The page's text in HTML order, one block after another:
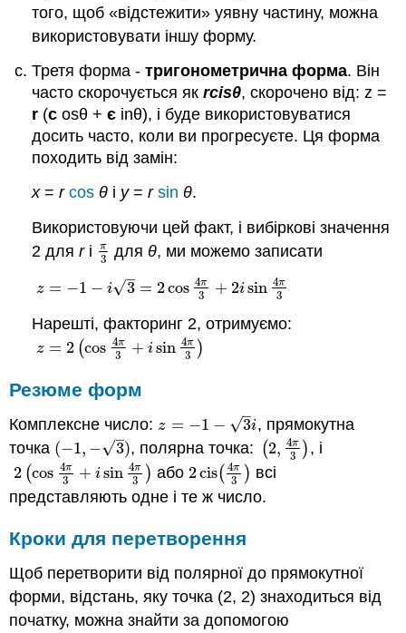
того, щоб «відстежити» уявну частину, можна
використовувати іншу форму.
Третя форма -тригонометрична форма. Він
часто скорочується якrcisθ, скорочено від: z =
r (c osθ +є inθ), і буде використовуватися
досить часто, коли ви прогресуєте. Ця форма
походить від замін:
х=r cos θ і у=r sin θ.
Використовуючи цей факт, і вибіркові значення
2 дляrі π
3
π 3для θ, ми можемо записати
z = −1 − i 3
–
√ = 2cos 4π
3 + 2i sin 4π
3
z =− 1−i 3= 2cos4π3+2i sin 4π3
Нарешті, факторинг 2, отримуємо:
z = 2 (cos 4π
3 + isin 4π
3 )
z =2 (cos4π3+isin4π 3)
Резюме форм
Комплексне число: z = −1 − 3
–
√ i
z =− 1−3i
, прямокутна
точка (−1, − 3
–
√ )
(−1,−3) , полярна точка: (2, 4π
3 )
(2,4π3), і
2 (cos 4π
3 + isin 4π
3 )
2 (cos 4π 3+ isin4 π3 ) або 2cis( 4π
3 )
2cis( 4π 3 )всі
представляють одне і те ж число.
Кроки для перетворення
Щоб перетворити від полярної до прямокутної
форми, відстань, яку точка (2, 2) знаходиться від
початку, можна знайти за допомогою